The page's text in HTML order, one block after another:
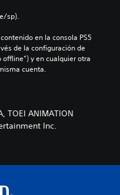
sp).
en la consola PS5
de la configuración de
y en cualquier otra
cuenta.
TOEI ANIMATION
Inc.